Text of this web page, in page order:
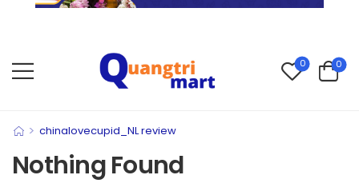
0 0
> chinalovecupid_NL review
Nothing Found